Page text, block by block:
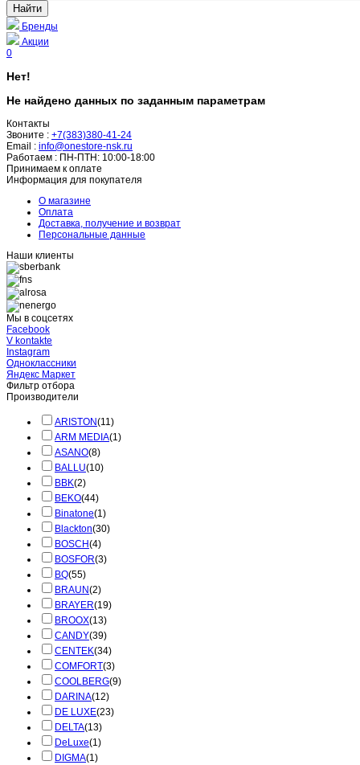
Найти
Бренды
Акции
0
Нет!
Не найдено данных по заданным параметрам
Контакты
Звоните : +7(383)380-41-24
Email : info@onestore-nsk.ru
Работаем : ПН-ПТН: 10:00-18:00
Принимаем к оплате
Информация для покупателя
О магазине
Оплата
Доставка, получение и возврат
Персональные данные
Наши клиенты
Мы в соцсетях
Facebook
V kontakte
Instagram
Одноклассники
Яндекс Маркет
Фильтр отбора
Производители
ARISTON(11)
ARM MEDIA(1)
ASANO(8)
BALLU(10)
BBK(2)
BEKO(44)
Binatone(1)
Blackton(30)
BOSCH(4)
BOSFOR(3)
BQ(55)
BRAUN(2)
BRAYER(19)
BROOX(13)
CANDY(39)
CENTEK(34)
COMFORT(3)
COOLBERG(9)
DARINA(12)
DE LUXE(23)
DELTA(13)
DeLuxe(1)
DIGMA(1)